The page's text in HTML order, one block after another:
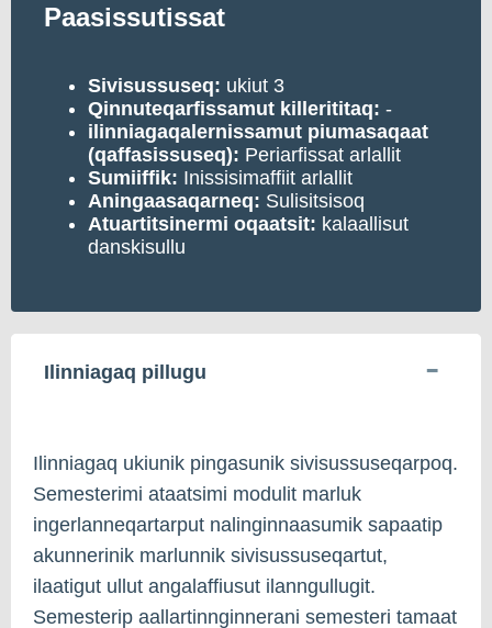
Paasissutissat
Sivisussuseq: ukiut 3
Qinnuteqarfissamut killerititaq: -
ilinniagaqalernissamut piumasaqaat
(qaffasissuseq): Periarfissat arlallit
Sumiiffik: Inissisimaffiit arlallit
Aningaasaqarneq: Sulisitsisoq
Atuartitsinermi oqaatsit: kalaallisut
danskisullu
Ilinniagaq pillugu
Ilinniagaq ukiunik pingasunik sivisussuseqarpoq.
Semesterimi ataatsimi modulit marluk
ingerlanneqartarput nalinginnaasumik sapaatip
akunnerinik marlunnik sivisussuseqartut,
ilaatigut ullut angalaffiusut ilanngullugit.
Semesterip aallartinnginnerani semesteri tamaat